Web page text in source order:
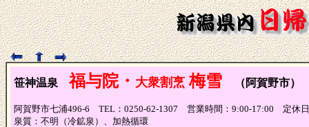
笹神温泉 福与院・ 大衆割烹 梅雪 （阿賀野市
阿賀野市七浦496-6 TEL：0250-62-1307 営業時間：9:00-17:00 定休
泉質：不明（冷鉱泉）、加熱循環